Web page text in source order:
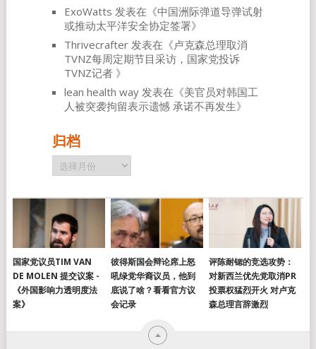
ExoWatts 发表在《中国洲际弹道导弹试射
或推动太平洋安全协定签署》
Thrivecrafter发表在《卢克森总理取消
TVNZ每周定期节目采访，国家党投诉
TVNZ记者 》
lean health way发表在《美官员对韩国工
人被突袭拘留表示遗憾 承诺不再发生》
归档
归
档
国家党议员TIM VAN
DE MOLEN 提交议案 -
《外国影响力透明度法
案》
彼得斯国会辩论席上怒
吼绿党华裔议员，他到
底说了啥？看看官方议
会记录
评陈耐锶的竞选攻势：
对新西兰优先党取消PR
投票权猛烈开火 对卢克
森总理言辞激烈